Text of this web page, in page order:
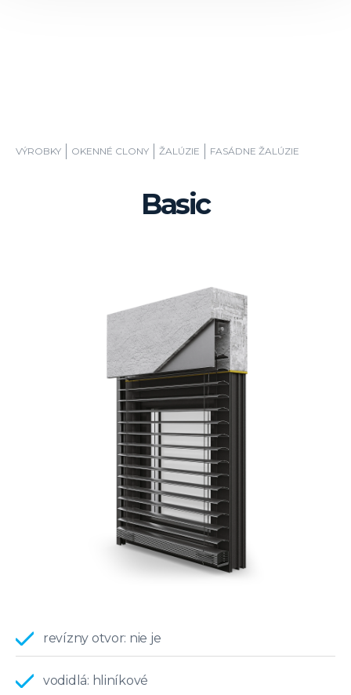
VÝROBKY OKENNÉ CLONY ŽALÚZIE FASÁDNE ŽALÚZIE
Basic
revízny otvor: nie je
vodidlá: hliníkové